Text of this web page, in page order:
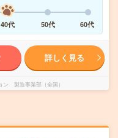
40代 50代 60代
詳しく見る
ン 製造事業部（全国）